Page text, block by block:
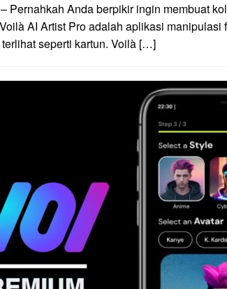
Pernahkah Anda berpikir ingin membuat
AI Artist Pro adalah aplikasi manipulasi
seperti kartun. Voilà […]